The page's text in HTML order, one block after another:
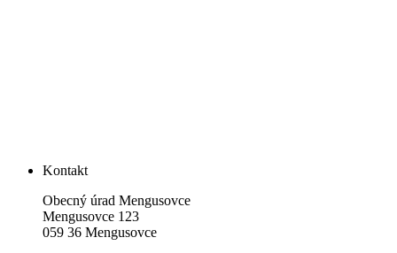
Kontakt
Obecný úrad Mengusovce
Mengusovce 123
059 36 Mengusovce